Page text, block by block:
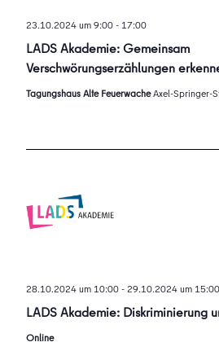
LADS Akademie: Gemeinsam
Verschwörungserzählungen
23.10.2024 um 9:00- 17:00
Tagungshaus Alte FeuerwacheAxel-Springer-
LADS Akademie: Diskriminierung
28.10.2024 um 10:00-29.10.2024 um 15:00
Online